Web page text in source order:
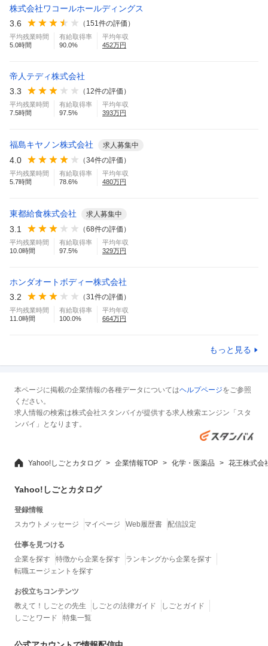
株式会社ワコールホールディングス
3.6
（ 151 件の評価）
平均残業時間
5.0時間
有給取得率
90.0%
平均年収
452万円
帝人テディ株式会社
3.3
（ 12件の評価）
平均残業時間
7.5時間
有給取得率
97.5%
平均年収
393万円
福島キヤノン株式会社 求人募集中
4.0 （34件の評価）
平均残業時間
5.7時間
有給取得率
78.6%
平均年収
480万円
東都給食株式会社 求人募集中
3.1 （68件の評価）
平均残業時間
10.0時間
有給取得率
97.5%
平均年収
329万円
ホンダオートボディー株式会社
3.2
（31 件の評価）
平均残業時間
11.0時間
有給取得率
100.0%
平均年収
664万円
もっと見る
本ページに掲載の企業情報の各種データについてはヘルプページをご参照
ください。
求人情報の検索は株式会社スタンバイが提供する求人検索エンジン「スタ
ンバイ」となります。
Yahoo!しごとカタログ 企業情報TOP 化学・医薬品 花王株式会
Yahoo!しごとカタログ
登録情報
スカウトメッセージ
マイページ Web履歴書 配信設定
仕事を見つける
企業を探す
特徴から企業を探す
ランキングから企業を探す
転職エージェントを探す
お役立ちコンテンツ
教えて！しごとの先生
しごとの法律ガイド
しごとガイド
しごとワード
特集一覧